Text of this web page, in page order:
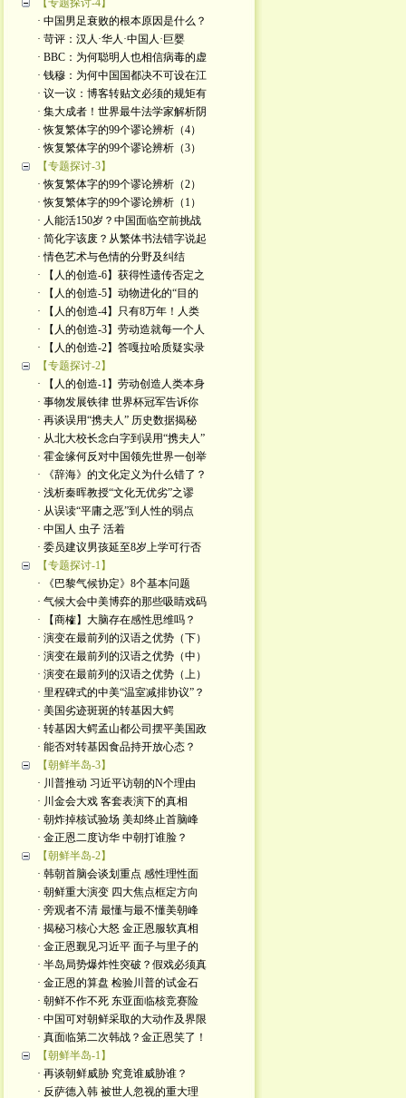
【专题探讨-4】
· 中国男足衰败的根本原因是什么？
· 苛评：汉人·华人·中国人·巨婴
· BBC：为何聪明人也相信病毒的虚
· 钱穆：为何中国国都决不可设在江
· 议一议：博客转贴文必须的规矩有
· 集大成者！世界最牛法学家解析阴
· 恢复繁体字的99个谬论辨析（4）
· 恢复繁体字的99个谬论辨析（3）
【专题探讨-3】
· 恢复繁体字的99个谬论辨析（2）
· 恢复繁体字的99个谬论辨析（1）
· 人能活150岁？中国面临空前挑战
· 简化字该废？从繁体书法错字说起
· 情色艺术与色情的分野及纠结
· 【人的创造-6】获得性遗传否定之
· 【人的创造-5】动物进化的“目的
· 【人的创造-4】只有8万年！人类
· 【人的创造-3】劳动造就每一个人
· 【人的创造-2】答嘎拉哈质疑实录
【专题探讨-2】
· 【人的创造-1】劳动创造人类本身
· 事物发展铁律 世界杯冠军告诉你
· 再谈误用“携夫人” 历史数据揭秘
· 从北大校长念白字到误用“携夫人”
· 霍金缘何反对中国领先世界一创举
· 《辞海》的文化定义为什么错了？
· 浅析秦晖教授“文化无优劣”之谬
· 从误读“平庸之恶”到人性的弱点
· 中国人 虫子 活着
· 委员建议男孩延至8岁上学可行否
【专题探讨-1】
· 《巴黎气候协定》8个基本问题
· 气候大会中美博弈的那些吸睛戏码
· 【商榷】大脑存在感性思维吗？
· 演变在最前列的汉语之优势（下）
· 演变在最前列的汉语之优势（中）
· 演变在最前列的汉语之优势（上）
· 里程碑式的中美“温室减排协议”？
· 美国劣迹斑斑的转基因大鳄
· 转基因大鳄孟山都公司摆平美国政
· 能否对转基因食品持开放心态？
【朝鲜半岛-3】
· 川普推动 习近平访朝的N个理由
· 川金会大戏 客套表演下的真相
· 朝炸掉核试验场 美却终止首脑峰
· 金正恩二度访华 中朝打谁脸？
【朝鲜半岛-2】
· 韩朝首脑会谈划重点 感性理性面
· 朝鲜重大演变 四大焦点框定方向
· 旁观者不清 最懂与最不懂美朝峰
· 揭秘习核心大怒 金正恩服软真相
· 金正恩觐见习近平 面子与里子的
· 半岛局势爆炸性突破？假戏必须真
· 金正恩的算盘 检验川普的试金石
· 朝鲜不作不死 东亚面临核竞赛险
· 中国可对朝鲜采取的大动作及界限
· 真面临第二次韩战？金正恩笑了！
【朝鲜半岛-1】
· 再谈朝鲜威胁 究竟谁威胁谁？
· 反萨德入韩 被世人忽视的重大理